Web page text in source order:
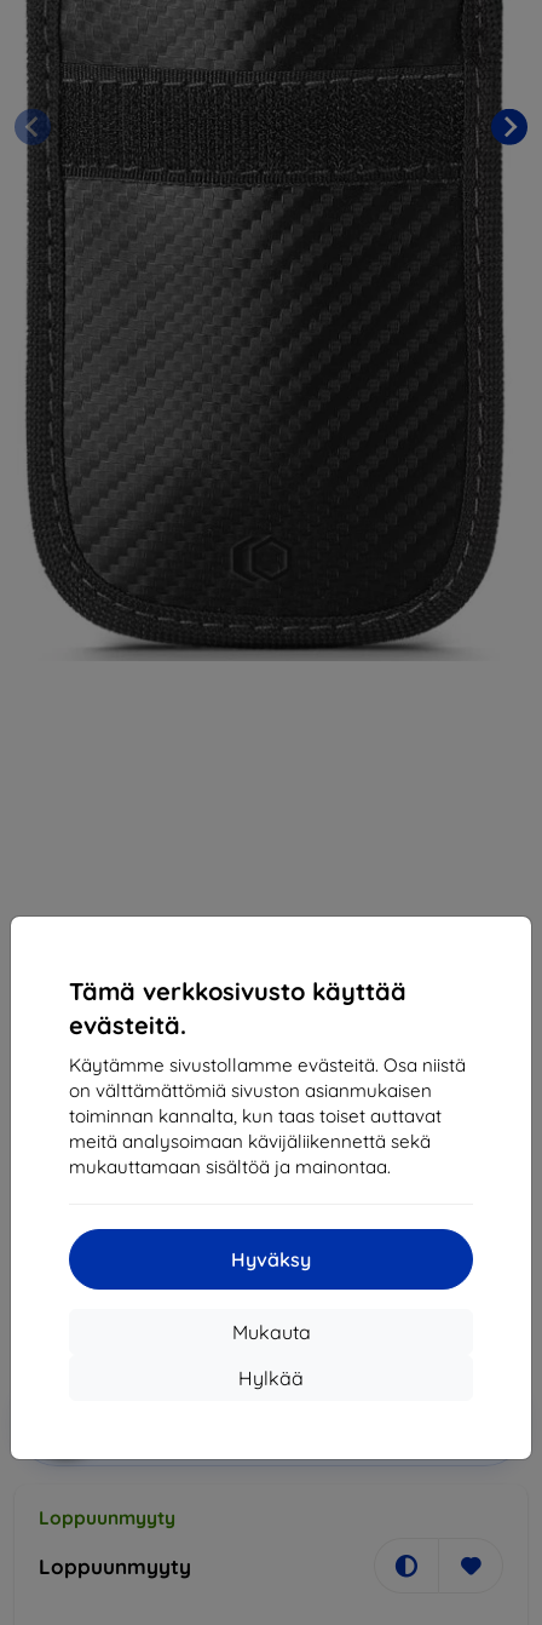
Tämä verkkosivusto käyttää
evästeitä.
Käytämme sivustollamme evästeitä. Osa niistä
on välttämättömiä sivuston asianmukaisen
toiminnan kannalta, kun taas toiset auttavat
meitä analysoimaan kävijäliikennettä sekä
mukauttamaan sisältöä ja mainontaa.
Hyväksy
Mukauta
Hylkää
Kotelo KLATKA FARADAYA TECH-
PROTECT V1 KEYLESS RFID
SIGNAL BLOCKER CASE CARBON
Kuvaus ja tekniset tiedot
17,91 €
16,12 €
Loppuunmyyty
Loppuunmyyty